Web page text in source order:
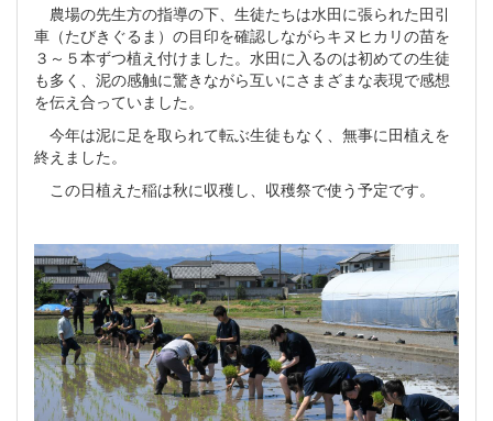
農場の先生方の指導の下、生徒たちは水田に張られた田引
車（たびきぐるま）の目印を確認しながらキヌヒカリの苗を
３～５本ずつ植え付けました。水田に入るのは初めての生徒
も多く、泥の感触に驚きながら互いにさまざまな表現で感想
を伝え合っていました。
今年は泥に足を取られて転ぶ生徒もなく、無事に田植えを
終えました。
この日植えた稲は秋に収穫し、収穫祭で使う予定です。